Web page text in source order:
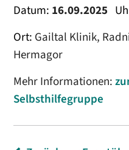
Datum: 16.09.2025
Ort: Gailtal Klinik,
Hermagor
Mehr Informationen:
Selbsthilfegruppe